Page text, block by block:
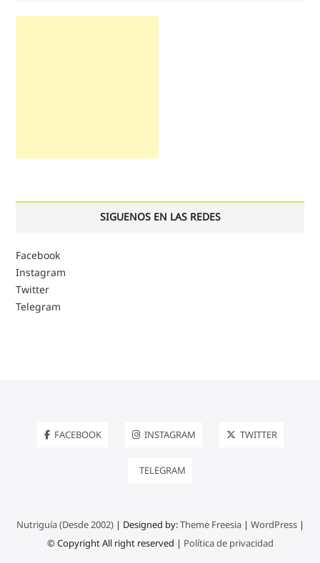
SIGUENOS EN LAS REDES
Facebook
Instagram
Twitter
Telegram
FACEBOOK INSTAGRAM TWITTER
TELEGRAM
Nutriguía (Desde 2002)| Designed by:Theme Freesia| WordPress|
© Copyright All right reserved | Política de privacidad